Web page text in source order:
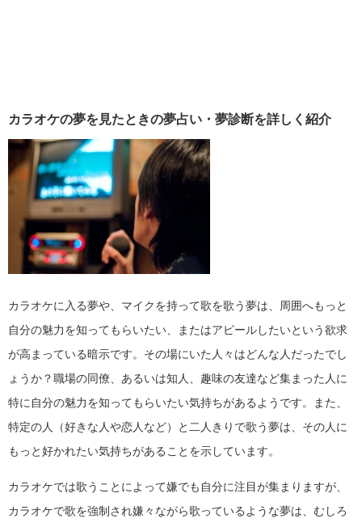
カラオケの夢を見たときの夢占い・夢診断を詳しく紹介
カラオケに入る夢や、マイクを持って歌を歌う夢は、周囲へもっと
自分の魅力を知ってもらいたい、またはアピールしたいという欲求
が高まっている暗示です。その場にいた人々はどんな人だったでし
ょうか？職場の同僚、あるいは知人、趣味の友達など集まった人に
特に自分の魅力を知ってもらいたい気持ちがあるようです。また、
特定の人（好きな人や恋人など）と二人きりで歌う夢は、その人に
もっと好かれたい気持ちがあることを示しています。
カラオケでは歌うことによって嫌でも自分に注目が集まりますが、
カラオケで歌を強制され嫌々ながら歌っているような夢は、むしろ